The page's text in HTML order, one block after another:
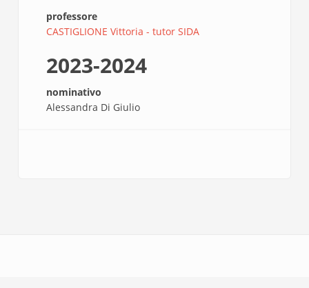
professore
CASTIGLIONE Vittoria - tutor SIDA
2023-2024
nominativo
Alessandra Di Giulio